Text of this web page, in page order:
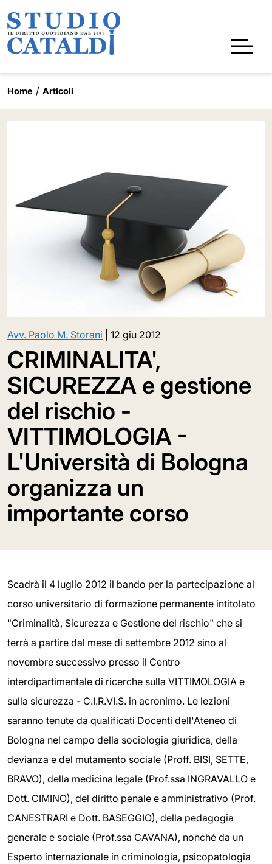
Home Articoli
Avv. Paolo M. Storani 12 giu 2012
CRIMINALITA',
SICUREZZA e gestione
del rischio -
VITTIMOLOGIA -
L'Università di Bologna
organizza un
importante corso
Scadrà il 4 luglio 2012 il bando per la partecipazione al
corso universitario di formazione permanente intitolato
"Criminalità, Sicurezza e Gestione del rischio" che si
terrà a partire dal mese di settembre 2012 sino al
novembre successivo presso il Centro
interdipartimentale di ricerche sulla VITTIMOLOGIA e
sulla sicurezza - C.I.R.VI.S. in acronimo. Le lezioni
saranno tenute da qualificati Docenti dell'Ateneo di
Bologna nel campo della sociologia giuridica, della
devianza e del mutamento sociale (Proff. BISI, SETTE,
BRAVO), della medicina legale (Prof.ssa INGRAVALLO e
Dott. CIMINO), del diritto penale e amministrativo (Prof.
CANESTRARI e Dott. BASEGGIO), della pedagogia
generale e sociale (Prof.ssa CAVANA), nonché da un
Esperto internazionale in criminologia, psicopatologia